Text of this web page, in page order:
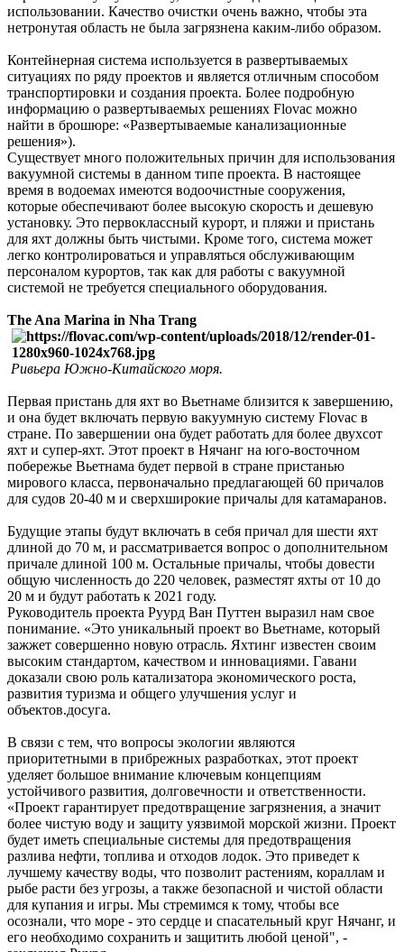
использовании. Качество очистки очень важно, чтобы эта
нетронутая область не была загрязнена каким-либо образом.
Контейнерная система используется в развертываемых
ситуациях по ряду проектов и является отличным способом
транспортировки и создания проекта. Более подробную
информацию о развертываемых решениях Flovac можно
найти в брошюре: «Развертываемые канализационные
решения»).
Существует много положительных причин для использования
вакуумной системы в данном типе проекта. В настоящее
время в водоемах имеются водоочистные сооружения,
которые обеспечивают более высокую скорость и дешевую
установку. Это первоклассный курорт, и пляжи и пристань
для яхт должны быть чистыми. Кроме того, система может
легко контролироваться и управляться обслуживающим
персоналом курортов, так как для работы с вакуумной
системой не требуется специального оборудования.
The Ana Marina in Nha Trang
Ривьера Южно-Китайского моря.
Первая пристань для яхт во Вьетнаме близится к завершению,
и она будет включать первую вакуумную систему Flovac в
стране. По завершении она будет работать для более двухсот
яхт и супер-яхт. Этот проект в Нячанг на юго-восточном
побережье Вьетнама будет первой в стране пристанью
мирового класса, первоначально предлагающей 60 причалов
для судов 20-40 м и сверхширокие причалы для катамаранов.
Будущие этапы будут включать в себя причал для шести яхт
длиной до 70 м, и рассматривается вопрос о дополнительном
причале длиной 100 м. Остальные причалы, чтобы довести
общую численность до 220 человек, разместят яхты от 10 до
20 м и будут работать к 2021 году.
Руководитель проекта Руурд Ван Путтен выразил нам свое
понимание. «Это уникальный проект во Вьетнаме, который
зажжет совершенно новую отрасль. Яхтинг известен своим
высоким стандартом, качеством и инновациями. Гавани
доказали свою роль катализатора экономического роста,
развития туризма и общего улучшения услуг и
объектов.досуга.
В связи с тем, что вопросы экологии являются
приоритетными в прибрежных разработках, этот проект
уделяет большое внимание ключевым концепциям
устойчивого развития, долговечности и ответственности.
«Проект гарантирует предотвращение загрязнения, а значит
более чистую воду и защиту уязвимой морской жизни. Проект
будет иметь специальные системы для предотвращения
разлива нефти, топлива и отходов лодок. Это приведет к
лучшему качеству воды, что позволит растениям, кораллам и
рыбе расти без угрозы, а также безопасной и чистой области
для купания и игры. Мы стремимся к тому, чтобы все
осознали, что море - это сердце и спасательный круг Нячанг, и
его необходимо сохранить и защитить любой ценой", -